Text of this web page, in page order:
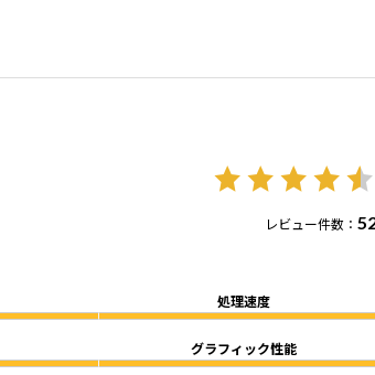
レビュー件数：
処理速度
グラフィック性能